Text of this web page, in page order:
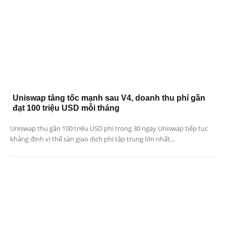
Uniswap tăng tốc mạnh sau V4, doanh thu phí gần
đạt 100 triệu USD mỗi tháng
Uniswap thu gần 100 triệu USD phí trong 30 ngày Uniswap tiếp tục
khẳng định vị thế sàn giao dịch phi tập trung lớn nhất...